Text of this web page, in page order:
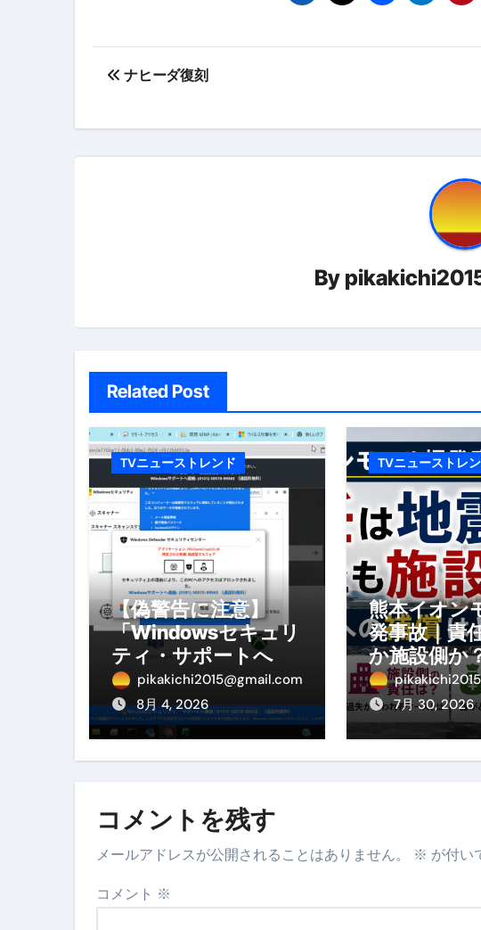
【誰でも出来る】3万円が10％増量の「
【超高騰】爆上がりしたビットコインに
Q：借りた借金を返さなくていい場合ってあ
【必見】もう営業電話は怖くない！初心者
自己破産にまつわるよくある勘違い4選
体脂肪が落ちる朝食3選 #ダイエット
No.102 9割が勘違い 自己破産の真実
アーモンドを毎日食べたらどうなるの？①
【ひろゆき】借金1億円あります 返済か、
セラピストのための！美容、健康、ダイエ
弁護士解説【詐欺被害】警察に行っても返
5キロ痩せる簡単な方法
ムームードメイン 2月のおすすめドメイン
FRONTIER スーパーセール2026 完全攻略
なくす不安と消える恐怖をゼロにする時代
英語が「聞こえる・分かる・話せる」に変
【海外ツアー完全ガイド】アジア最安1万
新春スペシャルセール完全ガイド：国内航
投
ナ
ョ
ナヒーダ復刻
By
Related Post
TVニューストレンド
【偽警告に注意】
「Windowsセキュリ
ティ・サポートへ連
絡」は詐欺！今すぐ
閉じる対処法
pikakichi2015@gmail.com
8月 4, 2026
TVニューストレ
熊本イオン
発事故｜責
か施設側か
への補償や
をわかりや
7月 30, 2026
コメントを残す
メールアドレスが公開されることはありません。 ※ が付い
コメント ※